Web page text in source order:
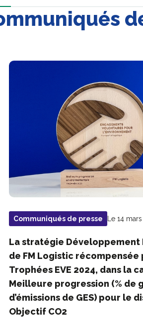
Communiqués de presse Le 14
La stratégie Développement
de FM Logistic récompensée
Trophées EVE 2024, dans la
Meilleure progression (% de
d’émissions de GES) pour le
Objectif CO2